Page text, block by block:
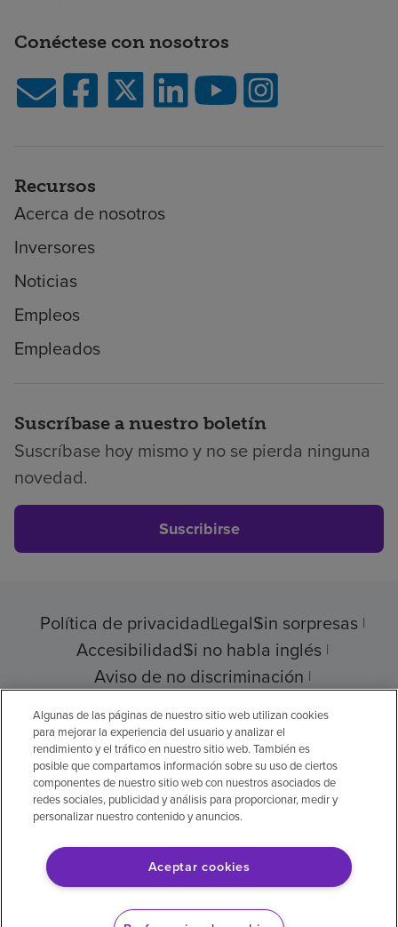
Conéctese con nosotros
Recursos
Acerca de nosotros
Inversores
Noticias
Empleos
Empleados
Suscríbase a nuestro boletín
Suscríbase hoy mismo y no se pierda ninguna
novedad.
Suscribirse
Política de privacidadLegalSin sorpresas
AccesibilidadSi no habla inglés
Aviso de no discriminación
Cumplimiento de los proveedores
© 2026 Encompass Health Corporation
Preferencias de cookies
Aviso legal: Se tradujo con la ayuda de
inteligencia artificial (IA). La versión en inglés
Algunas de las páginas de nuestro sitio web utilizan cookies
para mejorar la experiencia del usuario y analizar el
rendimiento y el tráfico en nuestro sitio web. También es
posible que compartamos información sobre su uso de ciertos
componentes de nuestro sitio web con nuestros asociados de
redes sociales, publicidad y análisis para proporcionar, medir y
personalizar nuestro contenido y anuncios.
Aceptar cookies